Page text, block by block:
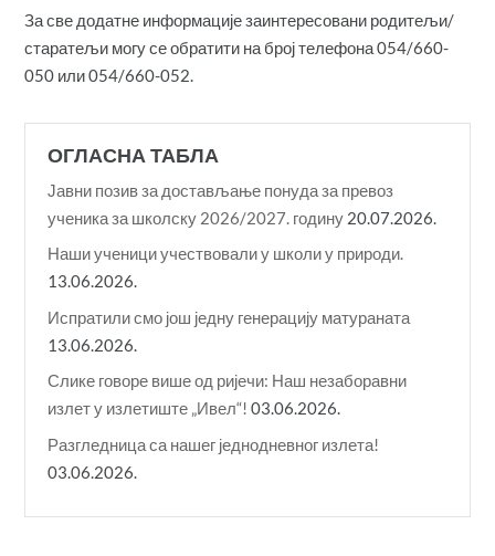
За све додатне информације заинтересовани родитељи/
старатељи могу се обратити на број телефона 054/660-
050 или 054/660-052.
ОГЛАСНА ТАБЛА
Јавни позив за достављање понуда за превоз
ученика за школску 2026/2027. годину 20.07.2026.
Наши ученици учествовали у школи у природи.
13.06.2026.
Испратили смо још једну генерацију матураната
13.06.2026.
Слике говоре више од ријечи: Наш незаборавни
излет у излетиште „Ивел“! 03.06.2026.
Разгледница са нашег једнодневног излета!
03.06.2026.